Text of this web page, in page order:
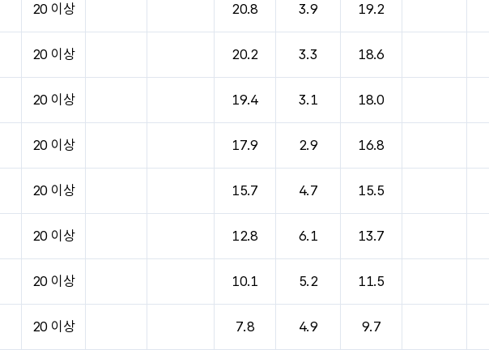
20 이상 20.8 3.9 19.2
20 이상 20.2 3.3 18.6
20 이상 19.4 3.1 18.0
20 이상 17.9 2.9 16.8
20 이상 15.7 4.7 15.5
20 이상 12.8 6.1 13.7
20 이상 10.1 5.2 11.5
20 이상 7.8 4.9 9.7